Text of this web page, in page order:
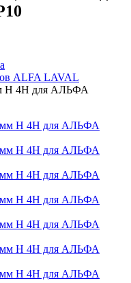
ALFA LAVAL
4H для АЛЬФА